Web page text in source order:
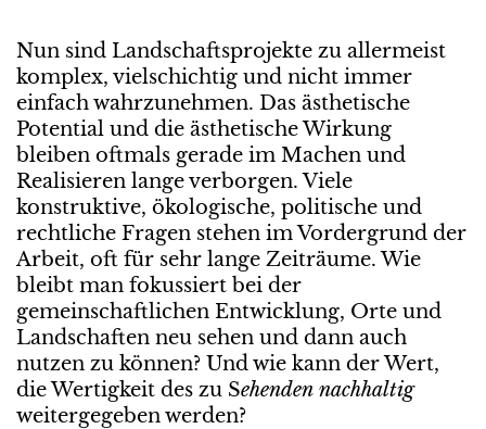
Nun sind Landschaftsprojekte zu allermeist
komplex, vielschichtig und nicht immer
einfach wahrzunehmen. Das ästhetische
Potential und die ästhetische Wirkung
bleiben oftmals gerade im Machen und
Realisieren lange verborgen. Viele
konstruktive, ökologische, politische und
rechtliche Fragen stehen im Vordergrund der
Arbeit, oft für sehr lange Zeiträume. Wie
bleibt man fokussiert bei der
gemeinschaftlichen Entwicklung, Orte und
Landschaften neu sehen und dann auch
nutzen zu können? Und wie kann der Wert,
die Wertigkeit des zu Sehenden nachhaltig
weitergegeben werden?